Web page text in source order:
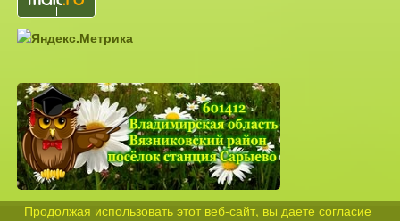
Продолжая использовать этот веб-сайт, вы даете согласие